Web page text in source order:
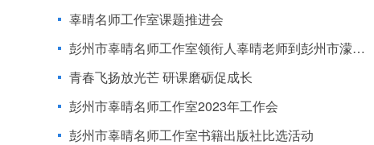
辜晴名师工作室课题推进会
彭州市辜晴名师工作室领衔人辜晴老师到彭州市濛阳中学指导工作
青春飞扬放光芒 研课磨砺促成长
彭州市辜晴名师工作室2023年工作会
彭州市辜晴名师工作室书籍出版社比选活动